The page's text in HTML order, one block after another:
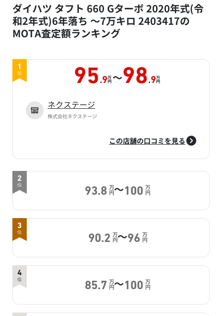
ダイハツ タフト 660 Gターボ 2020年式(令
和2年式)6年落ち ～7万キロ 2403417の
MOTA査定額ランキング
1
位 95 .9万
円 ～98.9万
円
ネクステージ
株式会社ネクステージ
この店舗の口コミを見る
2
位
93.8 万
円～100 万
円
3
位
90.2 万
円～96 万
円
4
位
85.7 万
円～100 万
円